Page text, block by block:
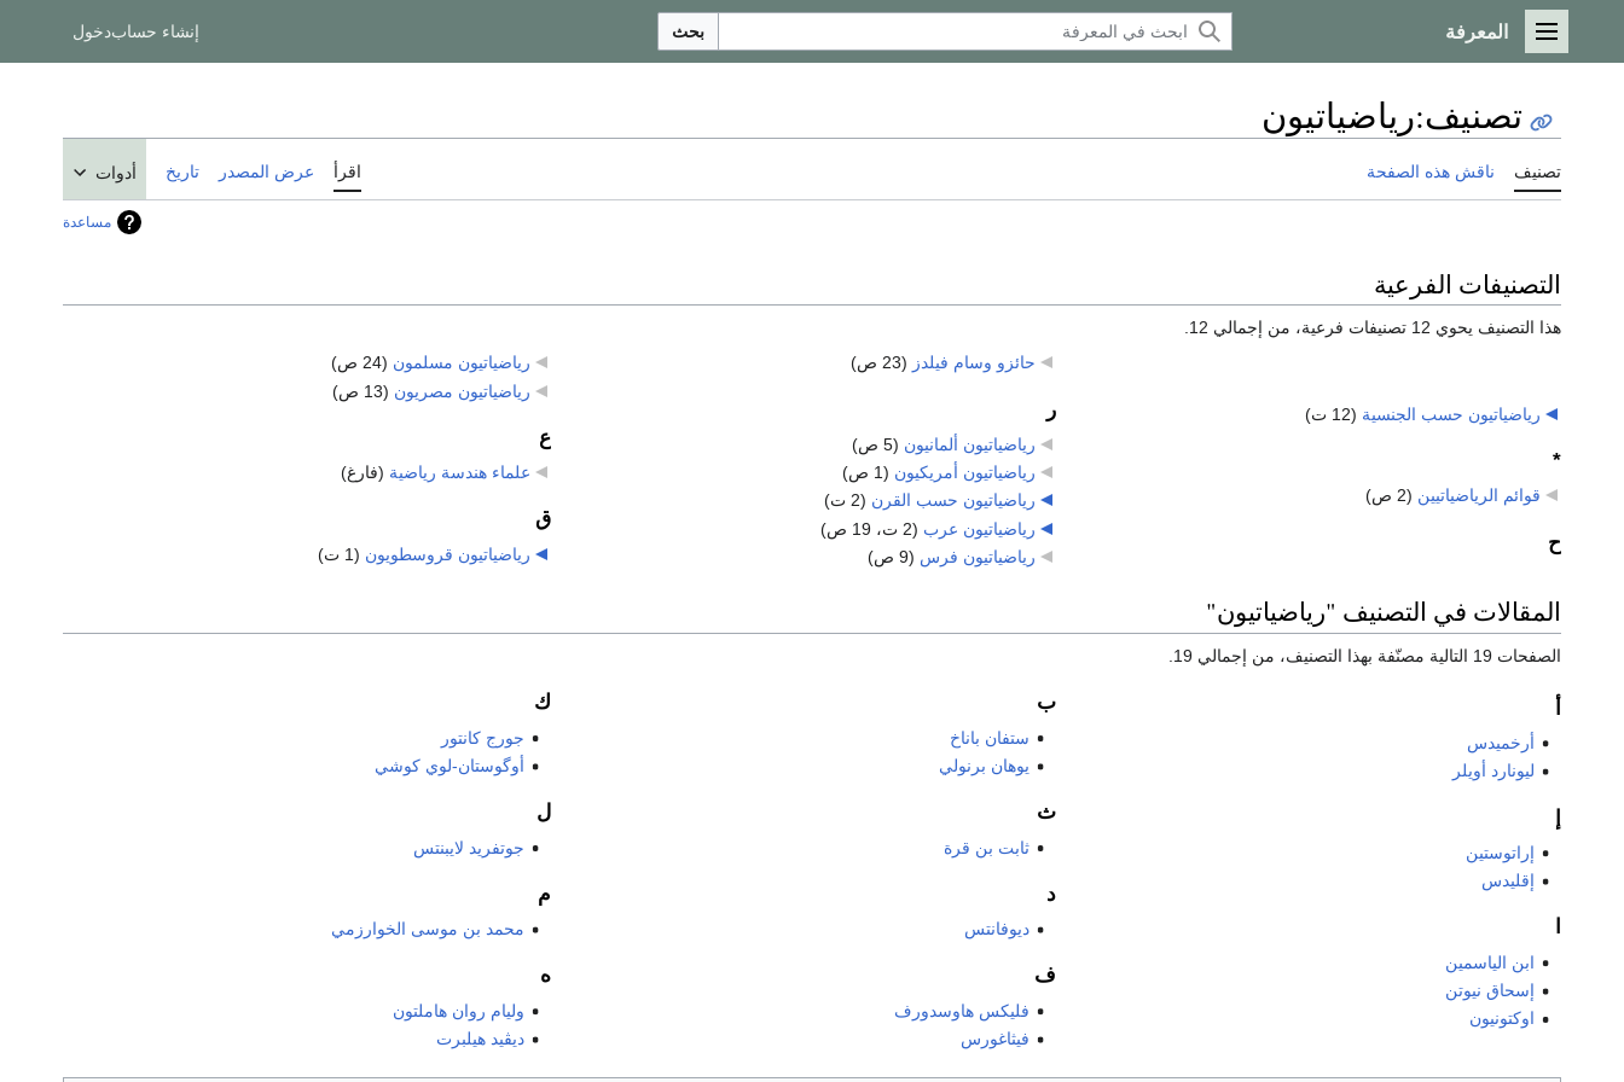
القائمة الرئيسية
المعرفة بحث إنشاء حسابدخول
تصنيف:رياضياتيون
تصنيف ناقش هذه الصفحة اقرأ عرض المصدر تاريخ أدوات
مساعدة
التصنيفات الفرعية
هذا التصنيف يحوي 12 تصنيفات فرعية، من إجمالي 12.
رياضياتيون حسب الجنسية (12 ت)
*
قوائم الرياضياتيين (2 ص)
ح
حائزو وسام فيلدز (23 ص)
ر
رياضياتيون ألمانيون (5 ص)
رياضياتيون أمريكيون (1 ص)
رياضياتيون حسب القرن (2 ت)
رياضياتيون عرب (2 ت، 19 ص)
رياضياتيون فرس (9 ص)
رياضياتيون مسلمون (24 ص)
رياضياتيون مصريون (13 ص)
ع
علماء هندسة رياضية (فارغ)
ق
رياضياتيون قروسطويون (1 ت)
المقالات في التصنيف "رياضياتيون"
الصفحات 19 التالية مصنّفة بهذا التصنيف، من إجمالي 19.
أرخميدس
ليونارد أويلر
إراتوستين
إقليدس
ابن الياسمين
إسحاق نيوتن
اوكتونيون
ب
ستفان باناخ
يوهان برنولي
ث
ثابت بن قرة
د
ديوفانتس
ف
فليكس هاوسدورف
فيثاغورس
ك
جورج كانتور
أوگوستان-لوي كوشي
ل
جوتفريد لايبنتس
م
محمد بن موسى الخوارزمي
ه
وليام روان هاملتون
ديڤيد هيلبرت